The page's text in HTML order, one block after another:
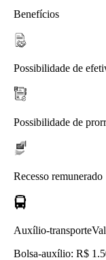
Benefícios
Possibilidade de
Possibilidade de
Recesso remunerado
Auxílio-transporte
Bolsa-auxílio: R$